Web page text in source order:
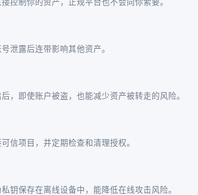
泄露后连带影响其他资产。
，即使账户被盗，也能减少资产被转走的风险。
信项目，并定期检查和清理授权。
钥保存在离线设备中，能降低在线攻击风险。